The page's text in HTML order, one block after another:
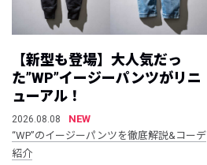
【新型も登場】大人気だっ
た”WP”イージーパンツがリニ
ューアル！
2026.08.08
NEW
“WP”のイージーパンツを徹底解説&コーデ
紹介